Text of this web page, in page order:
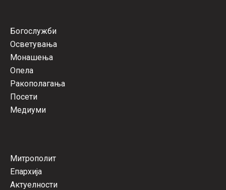
Богослужби
Осветувања
Монашења
Опела
Ракополагања
Посети
Медиуми
Митрополит
Епархија
Актуелности